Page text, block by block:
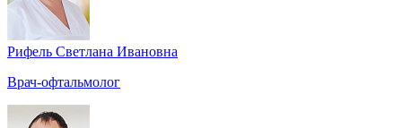
Рифель Светлана Ивановна
Врач-офтальмолог